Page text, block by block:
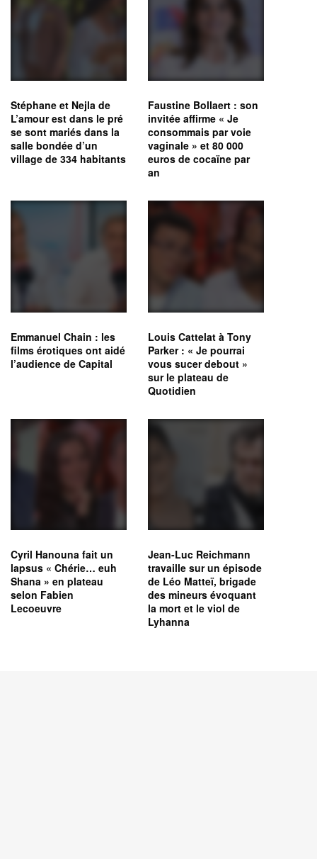
Stéphane et Nejla de
L’amour est dans le pré
se sont mariés dans la
salle bondée d’un
village de 334 habitants
Faustine Bollaert : son
invitée affirme « Je
consommais par voie
vaginale » et 80 000
euros de cocaïne par
an
Emmanuel Chain : les
films érotiques ont aidé
l’audience de Capital
Louis Cattelat à Tony
Parker : « Je pourrai
vous sucer debout »
sur le plateau de
Quotidien
Cyril Hanouna fait un
lapsus « Chérie… euh
Shana » en plateau
selon Fabien
Lecoeuvre
Jean-Luc Reichmann
travaille sur un épisode
de Léo Matteï, brigade
des mineurs évoquant
la mort et le viol de
Lyhanna